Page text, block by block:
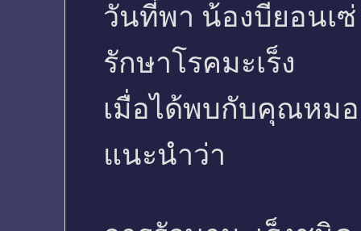
วันที่พา น้องบียอนเ
รักษาโรคมะเร็ง
เมื่อได้พบกับคุณหม
แนะนำว่า